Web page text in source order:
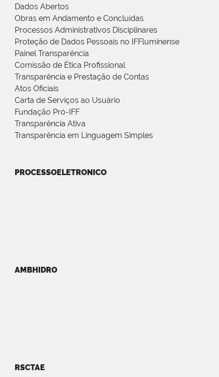
Dados Abertos
Obras em Andamento e Concluídas
Processos Administrativos Disciplinares
Proteção de Dados Pessoais no IFFluminense
Painel Transparência
Comissão de Ética Profissional
Transparência e Prestação de Contas
Atos Oficiais
Carta de Serviços ao Usuário
Fundação Pró-IFF
Transparência Ativa
Transparência em Linguagem Simples
PROCESSOELETRONICO
AMBHIDRO
RSCTAE